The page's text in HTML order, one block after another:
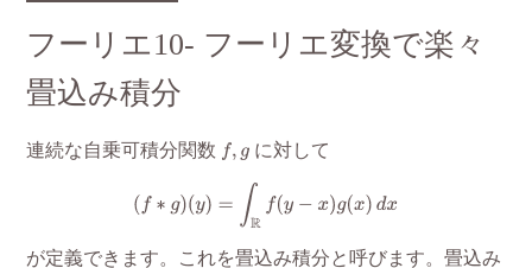
フーリエ10- フーリエ変換で楽々
畳込み積分